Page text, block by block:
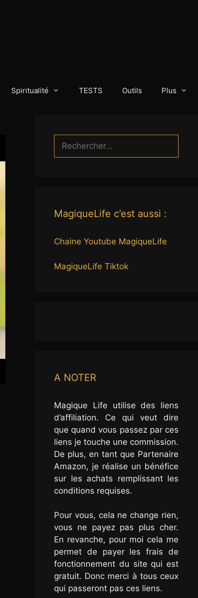
Spiritualité TESTS Outils Plus
Rechercher :
MagiqueLife c’est aussi :
Chaine Youtube MagiqueLife
MagiqueLife Tiktok
A NOTER
Magique Life utilise des liens
d’affiliation. Ce qui veut dire
que quand vous passez par ces
liens je touche une commission.
De plus, en tant que Partenaire
Amazon, je réalise un bénéfice
sur les achats remplissant les
conditions requises.
Pour vous, cela ne change rien,
vous ne payez pas plus cher.
En revanche, pour moi cela me
permet de payer les frais de
fonctionnement du site qui est
gratuit. Donc merci à tous ceux
qui passeront pas ces liens.